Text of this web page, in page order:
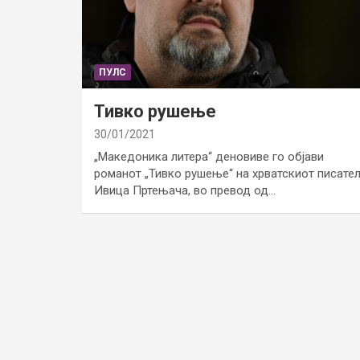
ПУЛС
Тивко рушење
30/01/2021
„Македоника литера“ деновиве го објави
романот „Тивко рушење“ на хрватскиот писател
Ивица Пртењача, во превод од…